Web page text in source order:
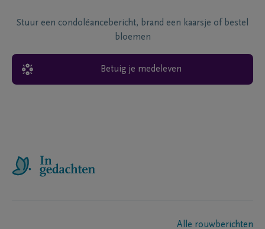
Stuur een condoléancebericht, brand een kaarsje of bestel
bloemen
Betuig je medeleven
Alle rouwberichten